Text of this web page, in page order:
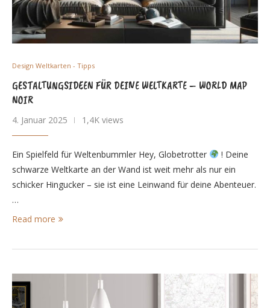
Design Weltkarten - Tipps
GESTALTUNGSIDEEN FÜR DEINE WELTKARTE – WORLD MAP
NOIR
4. Januar 2025 1,4K views
Ein Spielfeld für Weltenbummler Hey, Globetrotter
! Deine
schwarze Weltkarte an der Wand ist weit mehr als nur ein
schicker Hingucker – sie ist eine Leinwand für deine Abenteuer.
…
Read more